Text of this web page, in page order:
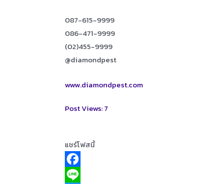
087-615-9999
086-471-9999
(02)455-9999
@diamondpest
www.diamondpest.com
Post Views:7
แชร์โฟสนี้
F